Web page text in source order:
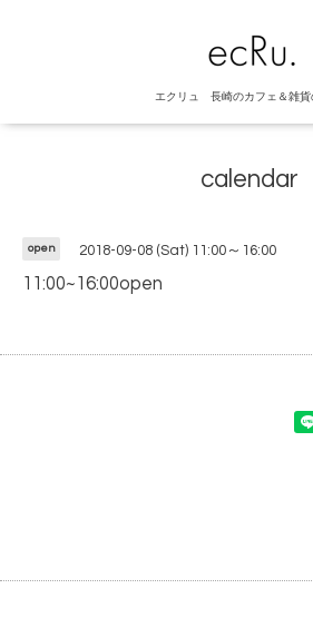
エクリュ 長崎のカフェ＆雑貨
calendar
open 2018-09-08 (Sat) 11:00～16:00
11:00~16:00open